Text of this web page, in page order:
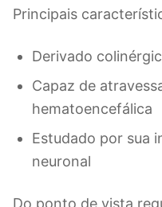
Principais
Derivado
Capaz de
hematoencefálica
Estudado por sua
neuronal